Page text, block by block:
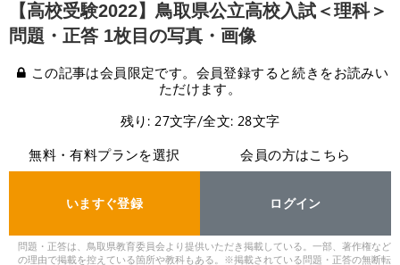
【高校受験2022】鳥取県公立高校入試＜理科＞
問題・正答 1枚目の写真・画像
この記事は会員限定です。会員登録すると続きをお読みい
ただけます。
残り: 27文字/全文: 28文字
無料・有料プランを選択
いますぐ登録
会員の方はこちら
ログイン
問題・正答は、鳥取県教育委員会より提供いただき掲載している。一部、著作権など
の理由で掲載を控えている箇所や教科もある。※掲載されている問題・正答の無断転